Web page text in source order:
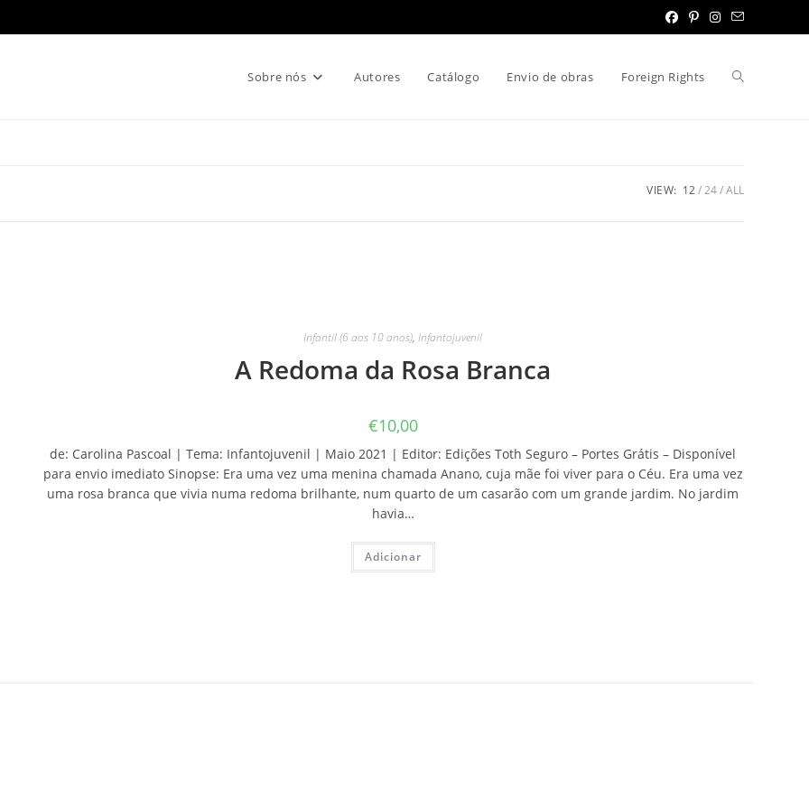
Sobre nós Autores Catálogo Envio de obras Foreign Rights Toggle
VIEW: 12 24 ALL
Infantil (6 aos 10 anos),Infantojuvenil
A Redoma da Rosa Branca
€10,00
de: Carolina Pascoal | Tema: Infantojuvenil | Maio 2021 | Editor: Edições Toth Seguro – Portes Grátis – Disponível
para envio imediato Sinopse: Era uma vez uma menina chamada Anano, cuja mãe foi viver para o Céu. Era uma vez
uma rosa branca que vivia numa redoma brilhante, num quarto de um casarão com um grande jardim. No jardim
havia…
Adicionar